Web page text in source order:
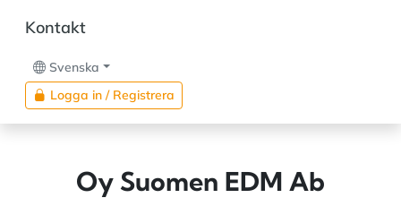
Kontakt
Svenska
Logga in / Registrera
Oy Suomen EDM Ab